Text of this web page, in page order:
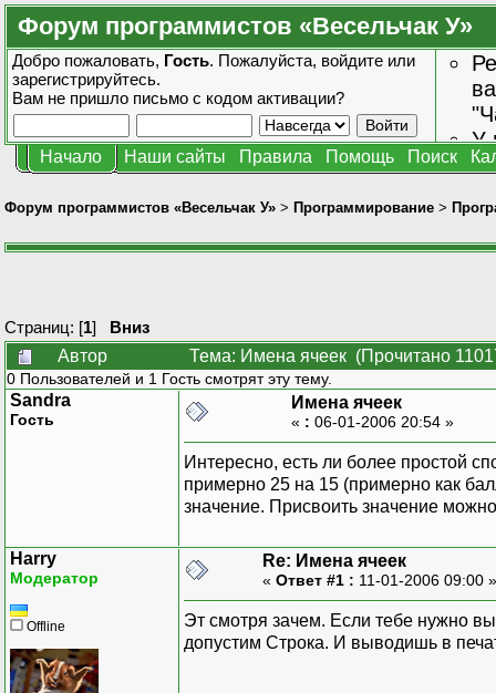
Форум программистов «Весельчак У»
Добро пожаловать, Гость. Пожалуйста, войдите или
зарегистрируйтесь.
Вам не пришло письмо с кодом активации?
У
Начало Наши сайты Правила Помощь Поиск
Форум программистов «Весельчак У» > Программирование >
Страниц: [1] Вниз
Автор
Тема: Имена ячеек (Прочитано
0 Пользователей и 1 Гость смотрят эту тему.
Sandra
Гость
Имена ячеек
« : 06-01-2006 20:54 »
Интересно, есть ли более простой
примерно 25 на 15 (примерно как
значение. Присвоить значение
Harry
Модератор
Offline
Re: Имена ячеек
« Ответ #1 : 11-01-2006 09:00
Эт смотря зачем. Если тебе нужно
допустим Строка. И выводишь в